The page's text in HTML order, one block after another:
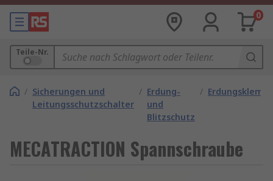
0
Teile-Nr.
/ Sicherungen und
Leitungsschutzschalter
/ Erdung-
und
Blitzschutz
/
MECATRACTION Spannschraube